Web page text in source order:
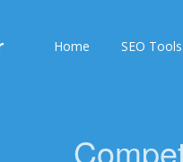
Home SEO Tools